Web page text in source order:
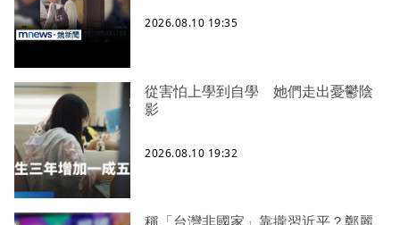
2026.08.10 19:35
從害怕上學到自學 她們走出憂鬱陰
影
2026.08.10 19:32
稱「台灣非國家」靠攏習近平？鄭麗